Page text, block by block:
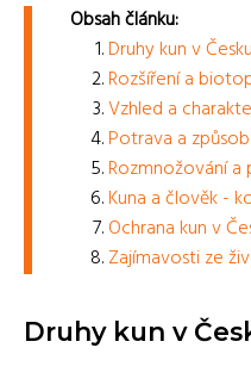
Obsah článku:
Druhy kun v Česku
Rozšíření a
Vzhled a
Potrava a
Rozmnožování
Kuna a člověk -
Ochrana kun v
Zajímavosti ze
Druhy kun v